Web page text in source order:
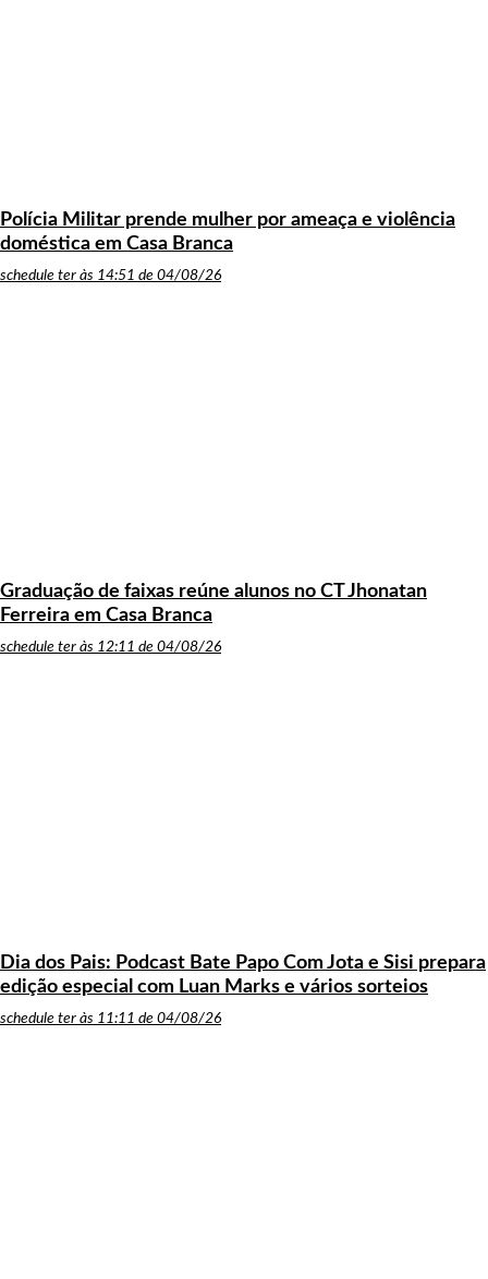
Polícia Militar prende mulher por ameaça e violência
doméstica em Casa Branca
schedule ter às 14:51 de 04/08/26
Graduação de faixas reúne alunos no CT Jhonatan
Ferreira em Casa Branca
schedule ter às 12:11 de 04/08/26
Dia dos Pais: Podcast Bate Papo Com Jota e Sisi prepara
edição especial com Luan Marks e vários sorteios
schedule ter às 11:11 de 04/08/26